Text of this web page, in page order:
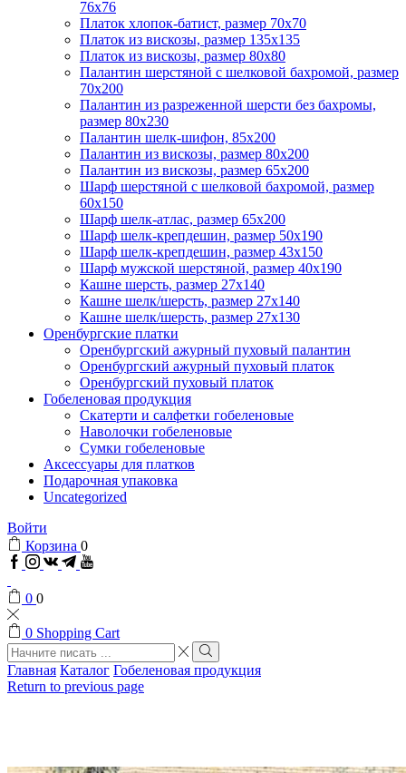
76х76
Платок хлопок-батист, размер 70х70
Платок из вискозы, размер 135х135
Платок из вискозы, размер 80х80
Палантин шерстяной с шелковой бахромой, размер
70x200
Палантин из разреженной шерсти без бахромы,
размер 80х230
Палантин шелк-шифон, 85х200
Палантин из вискозы, размер 80х200
Палантин из вискозы, размер 65х200
Шарф шерстяной с шелковой бахромой, размер
60x150
Шарф шелк-атлас, размер 65х200
Шарф шелк-крепдешин, размер 50x190
Шарф шелк-крепдешин, размер 43х150
Шарф мужской шерстяной, размер 40х190
Кашне шерсть, размер 27х140
Кашне шелк/шерсть, размер 27х140
Кашне шелк/шерсть, размер 27х130
Оренбургские платки
Оренбургский ажурный пуховый палантин
Оренбургский ажурный пуховый платок
Оренбургский пуховый платок
Гобеленовая продукция
Скатерти и салфетки гобеленовые
Наволочки гобеленовые
Сумки гобеленовые
Аксессуары для платков
Подарочная упаковка
Uncategorized
Войти
Корзина 0
Facebook
Instagram
VKTelegram
Youtube
0 0
0 Shopping Cart
Search
input
Search
Главная Каталог Гобеленовая продукция
Return to previous page